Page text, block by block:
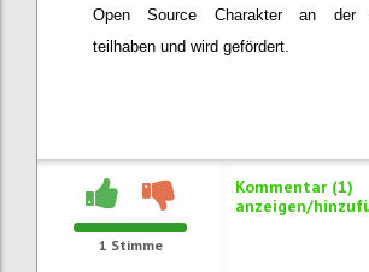
Open Source Charakter an der
teilhaben und wird gefördert.
1 Stimme
Kommentar (1)
anzeigen/